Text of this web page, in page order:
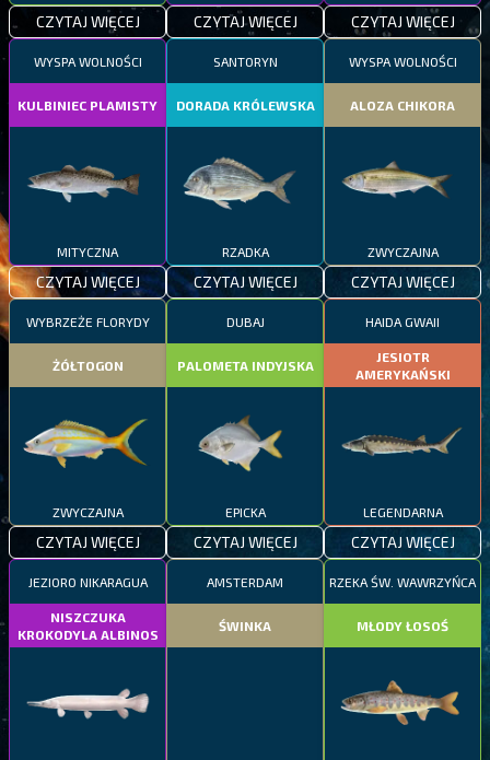
CZYTAJ WIĘCEJ CZYTAJ WIĘCEJ CZYTAJ WIĘCEJ
WYSPA WOLNOŚCI
KULBINIEC PLAMISTY
MITYCZNA
CZYTAJ WIĘCEJ
SANTORYN
DORADA KRÓLEWSKA
RZADKA
CZYTAJ WIĘCEJ
WYSPA WOLNOŚCI
ALOZA CHIKORA
ZWYCZAJNA
CZYTAJ WIĘCEJ
WYBRZEŻE FLORYDY
ŻÓŁTOGON
ZWYCZAJNA
CZYTAJ WIĘCEJ
DUBAJ
PALOMETA INDYJSKA
EPICKA
CZYTAJ WIĘCEJ
HAIDA GWAII
JESIOTR
AMERYKAŃSKI
LEGENDARNA
CZYTAJ WIĘCEJ
JEZIORO NIKARAGUA
NISZCZUKA
KROKODYLA ALBINOS
AMSTERDAM
ŚWINKA
RZEKA ŚW. WAWRZYŃCA
MŁODY ŁOSOŚ